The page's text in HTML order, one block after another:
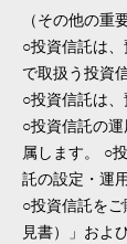
（その他の重
○投資信託は
で取扱う投資
○投資信託は
○投資信託の
属します。 ○
託の設定・運
○投資信託を
見書）」およ